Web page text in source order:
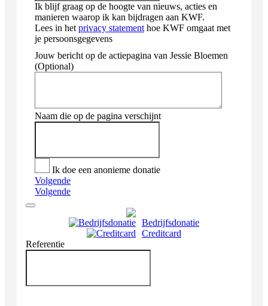
Ik blijf graag op de hoogte van nieuws, acties en
manieren waarop ik kan bijdragen aan KWF.
Lees in het privacy statement hoe KWF omgaat met
je persoonsgegevens
Jouw bericht op de actiepagina van Jessie Bloemen
(Optional)
Naam die op de pagina verschijnt
Ik doe een anonieme donatie
Volgende
Volgende
Bedrijfsdonatie
Creditcard
Referentie